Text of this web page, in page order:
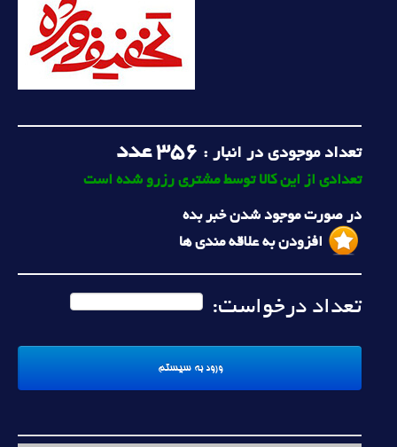
تعداد موجودی در انبار : 356 عدد
تعدادی از این کالا توسط مشتری رزرو شده است
در صورت موجود شدن خبر بده
افزودن به علاقه مندی ها
تعداد درخواست: